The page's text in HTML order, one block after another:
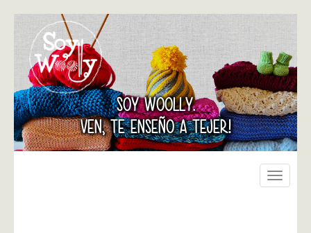
SOY WOOLLY.
VEN, TE ENSEÑO A TEJER!
Toggle